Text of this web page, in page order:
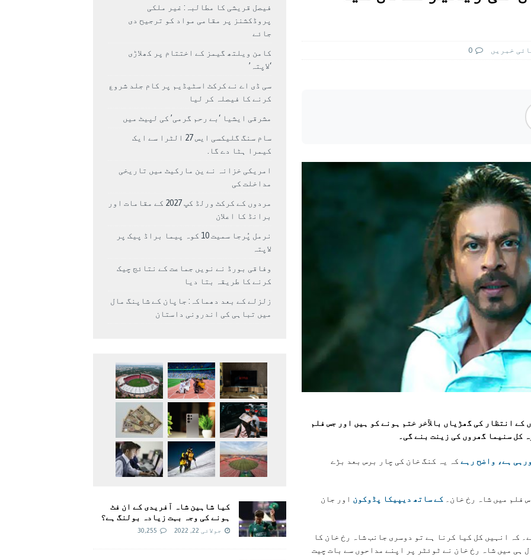
غیر ملکی پروڈکشنز پر مقامی مواد کو ترجیح دی جائے
خبريں 0
انتظار کی گھڑیاں بالآخر ختم ہونے کو ہیں اور جس فلم
کل سنیما گھروں کی زینت بنے گی۔
کہ یہ کنگ خان کی چار برس بعد بڑے
فلم میں شاہ رخ خان۔ کے ساتھ دیپیکا پڈوکون اور جان
کہ انہیں کل کیا کرنا ہے تو دوسری جانب شاہ رخ خان کا
ہی میں شاہ رخ خان نے ٹوئٹر پر اپنے مداحوں سے بات چیت
فیصل قریشی کا مطالبہ: غیر ملکی
پروڈکشنز پر مقامی مواد کو ترجیح دی
جائے
کامن ویلتھ گیمز کے اختتام پر کھلاڑی
‘لاپتہ’
سی ڈی اے نے کرکٹ اسٹیڈیم پر کام جلد شروع
کرنے کا فیصلہ کر لیا
مشرقی ایشیا ‘بے رحم گرمی’ کی لپیٹ میں
سام سنگ گلیکسی ایس 27 الٹرا سے ایک
کیمرا ہٹا دے گا.
امریکی خزانہ نے ین مارکیٹ میں تاریخی
مداخلت کی
مردوں کے کرکٹ ورلڈ کپ 2027 کے مقامات اور
برانڈ کا اعلان
نرمل پُرجا سمیت 10 کوہ پیما براڈ پیک پر
لاپتہ
وفاقی بورڈ نے نویں جماعت کے نتائج چیک
کرنے کا طریقہ بتا دیا
زلزلے کے بعد دھماکہ: جاپان کے شاپنگ مال
میں تباہی کی اندرونی داستان
کیا شاہین شاہ آفریدی کے ان فٹ
ہونے کی وجہ بہت زیادہ بولنگ ہے؟
جولائی 22, 2022 30,255